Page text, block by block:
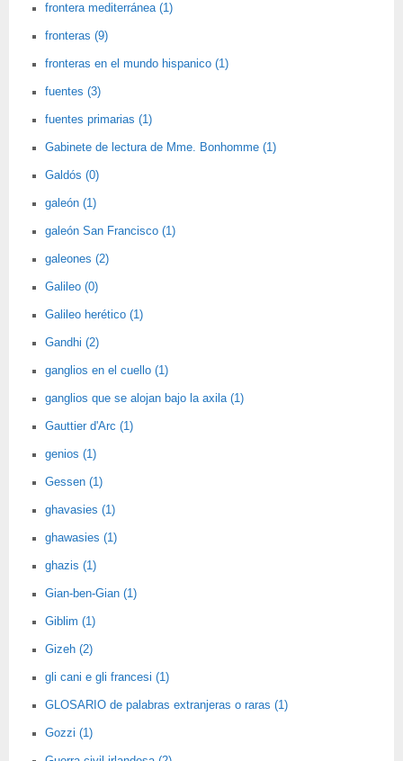
frontera mediterránea (1)
fronteras (9)
fronteras en el mundo hispanico (1)
fuentes (3)
fuentes primarias (1)
Gabinete de lectura de Mme. Bonhomme (1)
Galdós (0)
galeón (1)
galeón San Francisco (1)
galeones (2)
Galileo (0)
Galileo herético (1)
Gandhi (2)
ganglios en el cuello (1)
ganglios que se alojan bajo la axila (1)
Gauttier d'Arc (1)
genios (1)
Gessen (1)
ghavasies (1)
ghawasies (1)
ghazis (1)
Gian-ben-Gian (1)
Giblim (1)
Gizeh (2)
gli cani e gli francesi (1)
GLOSARIO de palabras extranjeras o raras (1)
Gozzi (1)